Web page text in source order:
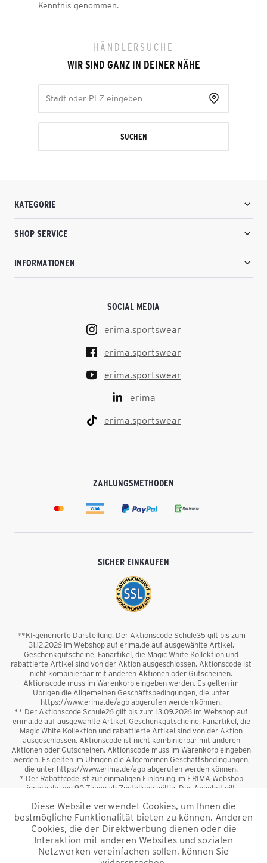
Kenntnis genommen.
HÄNDLERSUCHE
WIR SIND GANZ IN DEINER NÄHE
SUCHEN
KATEGORIE
SHOP SERVICE
INFORMATIONEN
SOCIAL MEDIA
erima.sportswear
erima.sportswear
erima.sportswear
erima
erima.sportswear
ZAHLUNGSMETHODEN
SICHER EINKAUFEN
**KI-generierte Darstellung. Der Aktionscode Schule35 gilt bis zum
31.12.2026 im Webshop auf erima.de auf ausgewählte Artikel.
Geschenkgutscheine, Fanartikel, die Magic White Kollektion und
rabattierte Artikel sind von der Aktion ausgeschlossen. Aktionscode ist
nicht kombinierbar mit anderen Aktionen oder Gutscheinen.
Aktionscode muss im Warenkorb eingeben werden. Es gelten im
Übrigen die Allgemeinen Geschäftsbedingungen, die unter
https://www.erima.de/agb abgerufen werden können.
** Der Aktionscode Schule26 gilt bis zum 13.09.2026 im Webshop auf
erima.de auf ausgewählte Artikel. Geschenkgutscheine, Fanartikel, die
Magic White Kollektion und rabattierte Artikel sind von der Aktion
ausgeschlossen. Aktionscode ist nicht kombinierbar mit anderen
Aktionen oder Gutscheinen. Aktionscode muss im Warenkorb eingeben
werden. Es gelten im Übrigen die Allgemeinen Geschäftsbedingungen,
die unter https://www.erima.de/agb abgerufen werden können.
* Der Rabattcode ist zur einmaligen Einlösung im ERIMA Webshop
innerhalb von 90 Tagen ab Zustellung gültig. Das Angebot gilt
sowie Geschenkgutscheine sind vom Rabatt ausgeschlossen. Der
Rabattcode ist nicht mit anderen Aktionen oder Gutscheinen
kombinierbar. Der Mindestbestellwert beträgt 50 €
*Alle Preise verstehen sich inkl. Mehrwertsteuer und zzgl.
Diese Website verwendet Cookies, um Ihnen die
bestmögliche Funktionalität bieten zu können. Anderen
Cookies, die der Direktwerbung dienen oder die
Interaktion mit anderen Websites und sozialen
Netzwerken vereinfachen sollen, können Sie